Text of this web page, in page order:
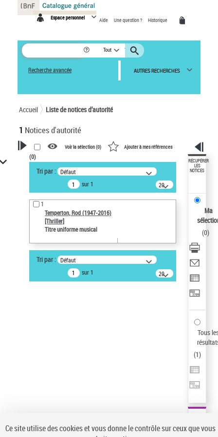
Espace personnel Aide Une question ? Historique
Tout
Recherche avancée AUTRES RECHERCHES
Accueil Liste de notices d’autorité
1 Notices d'autorité
VOTRE RECHERCHE
Recherche avancée dans les
notices d’autorité
Œuvres liées à l'auteur :
Temperton, Rod (1947-2016)
Auteur d’œuvre
Type de notice d'autorité
Œuvre
Statut de la notice d’autorité
Voir la sélection (0) Ajouter à mes références
(0)
Tri par : Défaut
sur 1
20
résultats/page
1
Temperton, Rod (1947-2016)
[Thriller]
Titre uniforme musical
Tri par : Défaut
sur 1
20
résultats/page
RÉCUPÉRER
LES
NOTICES
Ma
(0)
Tous
(1)
Panneau de gestion des cookies
Ce site utilise des cookies et vous donne le contrôle sur ceux que vous